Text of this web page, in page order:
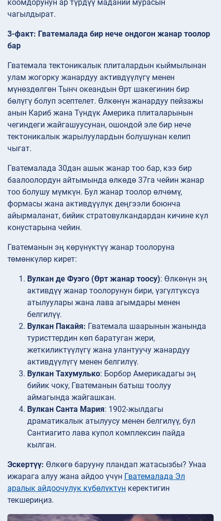
коомдорунун ар түрдүү маданий мурасын
чагылдырат.
3-факт: Гватемалада бир нече ондогон жанар тоолор
бар
Гватемала тектоникалык плиталардын кыймылынан
улам жогорку жанардуу активдүүлүгү менен
мүнөздөлгөн Тынч океандын Өрт шакегинин бир
бөлүгү болуп эсептелет. Өлкөнүн жанардуу пейзажы
анын Кариб жана Түндүк Америка плиталарынын
чегиндеги жайгашуусунан, ошондой эле бир нече
тектоникалык жарылуулардын болушунан келип
чыгат.
Гватемалада 30дан ашык жанар тоо бар, кээ бир
баалоолордун айтымында өлкөдө 37га чейин жанар
тоо болушу мүмкүн. Бул жанар тоолор өлчөмү,
формасы жана активдүүлүк деңгээли боюнча
айырмаланат, бийик стратовулкандардан кичине күл
конустарына чейин.
Гватеманын эң көрүнүктүү жанар тоолоруна
төмөнкүлөр кирет:
Вулкан де Фуэго (Өрт жанар тоосу): Өлкөнүн эң
активдүү жанар тоолорунун бири, үзгүлтүксүз
атылуулары жана лава агымдары менен
белгилүү.
Вулкан Пакайя: Гватемала шаарынын жанында
туристтердин көп баратуган жери,
жеткиликтүүлүгү жана улантуучу жанардуу
активдүүлүгү менен белгилүү.
Вулкан Тахумулько: Борбор Америкадагы эң
бийик чоку, Гватеманын батыш тоолуу
аймагында жайгашкан.
Вулкан Санта Мария: 1902-жылдагы
драматикалык атылуусу менен белгилүү, бул
Сантиагито лава купол комплексин пайда
кылган.
Эскертүү: Өлкөгө барууну пландап жатасызбы? Унаа
ижарага алуу жана айдоо үчүн Гватемалада Эл
аралык айдоочулук күбөлүктүн керектигин
текшериңиз.